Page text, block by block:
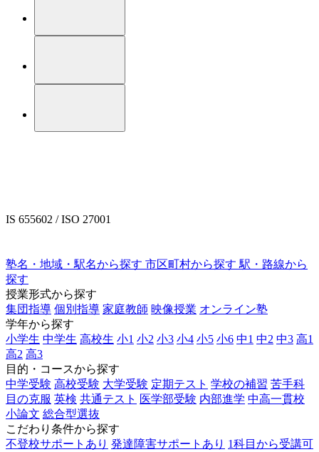
IS 655602 / ISO 27001
塾名・地域・駅名から探す 市区町村から探す 駅・路線から
探す
授業形式から探す
集団指導 個別指導 家庭教師 映像授業 オンライン塾
学年から探す
小学生 中学生 高校生 小1 小2 小3 小4 小5 小6 中1 中2 中3 高1
高2 高3
目的・コースから探す
中学受験 高校受験 大学受験 定期テスト 学校の補習 苦手科
目の克服 英検 共通テスト 医学部受験 内部進学 中高一貫校
小論文 総合型選抜
こだわり条件から探す
不登校サポートあり 発達障害サポートあり 1科目から受講可